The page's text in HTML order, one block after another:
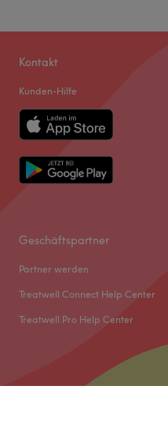
Kontakt
Kunden-Hilfe
Geschäftspartner
Partner werden
Treatwell Connect Help Center
Treatwell Pro Help Center